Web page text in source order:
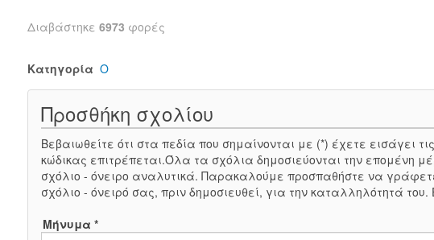
Διαβάστηκε 6973 φορές
Κατηγορία Ο
Προσθήκη σχολίου
Βεβαιωθείτε ότι στα πεδία που σημαίνονται με (*) έχετε εισάγει
κώδικας επιτρέπεται.Όλα τα σχόλια δημοσιεύονται την επομένη
σχόλιο - όνειρο αναλυτικά. Παρακαλούμε προσπαθήστε να
σχόλιο - όνειρό σας, πριν δημοσιευθεί, για την καταλληλότητά
Μήνυμα *